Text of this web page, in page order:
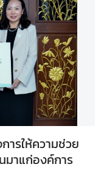
ารให้ความช่วย
มาแก่องค์การ